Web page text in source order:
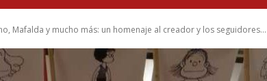
Mafalda y mucho más: un homenaje al creador y los seguidores...